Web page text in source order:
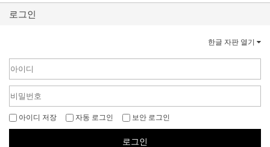
로그인
한글 자판 열기
아이디 저장 자동 로그인 보안 로그인
로그인